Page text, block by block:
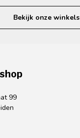
Bekijk onze winkels
99